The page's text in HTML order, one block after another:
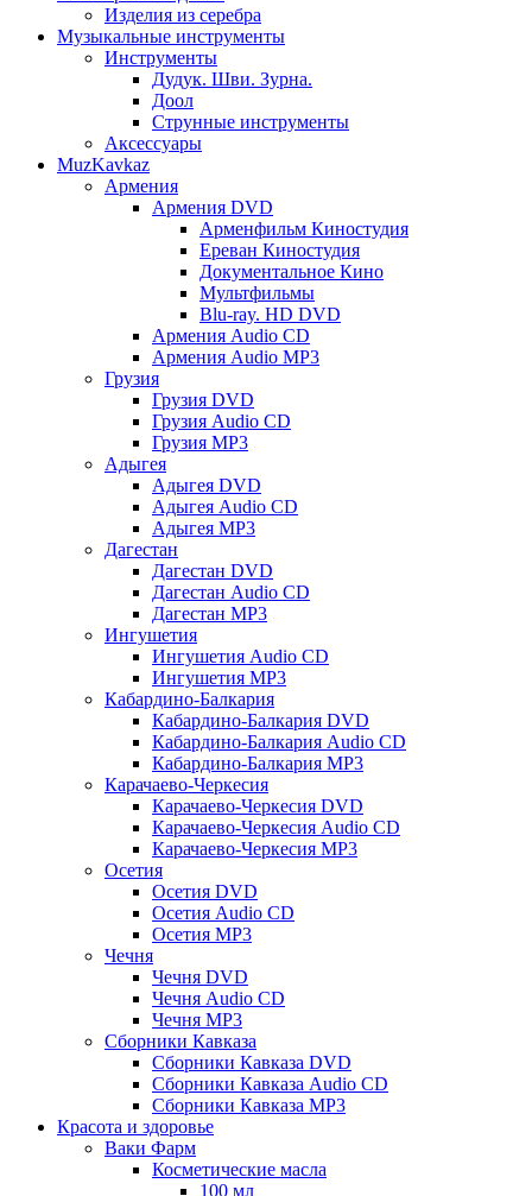
Изделия из серебра
Музыкальные инструменты
Инструменты
Дудук. Шви. Зурна.
Доол
Струнные инструменты
Аксессуары
MuzKavkaz
Армения
Армения DVD
Арменфильм Киностудия
Ереван Киностудия
Документальное Кино
Мультфильмы
Blu-ray. HD DVD
Армения Audio CD
Армения Audio MP3
Грузия
Грузия DVD
Грузия Audio CD
Грузия MP3
Адыгея
Адыгея DVD
Адыгея Audio CD
Адыгея MP3
Дагестан
Дагестан DVD
Дагестан Audio CD
Дагестан MP3
Ингушетия
Ингушетия Audio CD
Ингушетия MP3
Кабардино-Балкария
Кабардино-Балкария DVD
Кабардино-Балкария Audio CD
Кабардино-Балкария MP3
Карачаево-Черкесия
Карачаево-Черкесия DVD
Карачаево-Черкесия Audio CD
Карачаево-Черкесия MP3
Осетия
Осетия DVD
Осетия Audio CD
Осетия MP3
Чечня
Чечня DVD
Чечня Audio CD
Чечня MP3
Сборники Кавказа
Сборники Кавказа DVD
Сборники Кавказа Audio CD
Сборники Кавказа MP3
Красота и здоровье
Ваки Фарм
Косметические масла
100 мл